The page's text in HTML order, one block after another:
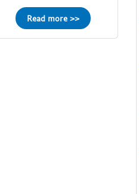
Read more >>